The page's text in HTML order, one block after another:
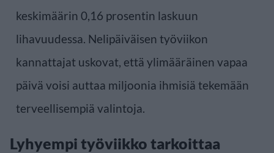
keskimäärin 0,16 prosentin laskuun
lihavuudessa. Nelipäiväisen työviikon
kannattajat uskovat, että ylimääräinen vapaa
päivä voisi auttaa miljoonia ihmisiä tekemään
terveellisempiä valintoja.
Lyhyempi työviikko tarkoittaa